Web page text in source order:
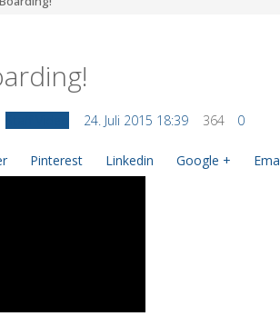
24. Juli 2015 18:39 364 0
Pinterest Linkedin Google +